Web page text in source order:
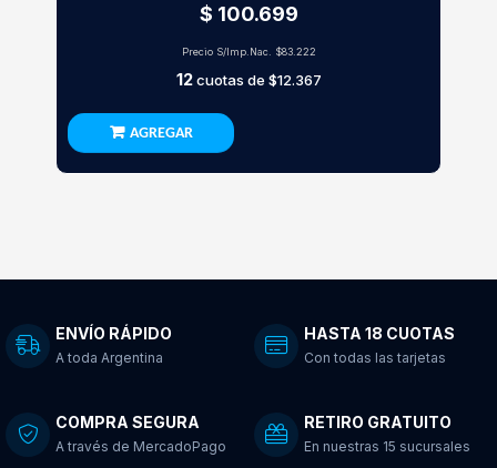
$ 100.699
Precio S/Imp.Nac. $83.222
12cuotas de $12.367
AGREGAR
ENVÍO RÁPIDO
A toda Argentina
HASTA 18 CUOTAS
Con todas las tarjetas
COMPRA SEGURA
A través de MercadoPago
RETIRO GRATUITO
En nuestras 15 sucursales